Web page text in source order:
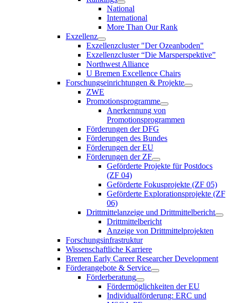
National
International
More Than Our Rank
Exzellenz
Exzellenzcluster "Der Ozeanboden"
Exzellenzcluster “Die Marsperspektive”
Northwest Alliance
U Bremen Excellence Chairs
Forschungseinrichtungen & Projekte
ZWE
Promotionsprogramme
Anerkennung von
Promotionsprogrammen
Förderungen der DFG
Förderungen des Bundes
Förderungen der EU
Förderungen der ZF
Geförderte Projekte für Postdocs
(ZF 04)
Geförderte Fokusprojekte (ZF 05)
Geförderte Explorationsprojekte (ZF
06)
Drittmittelanzeige und Drittmittelbericht
Drittmittelbericht
Anzeige von Drittmittelprojekten
Forschungsinfrastruktur
Wissenschaftliche Karriere
Bremen Early Career Researcher Development
Förderangebote & Service
Förderberatung
Fördermöglichkeiten der EU
Individualförderung: ERC und